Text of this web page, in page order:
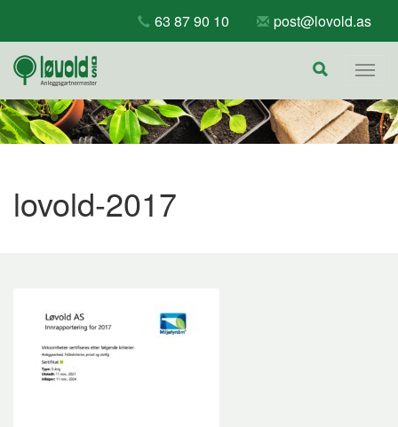
content
63 87 90 10 post@lovold.as
lovold-2017